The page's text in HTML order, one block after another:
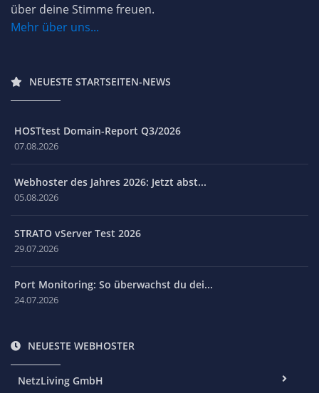
über deine Stimme freuen.
Mehr über uns...
NEUESTE STARTSEITEN-NEWS
HOSTtest Domain-Report Q3/2026
07.08.2026
Webhoster des Jahres 2026: Jetzt abst...
05.08.2026
STRATO vServer Test 2026
29.07.2026
Port Monitoring: So überwachst du dei...
24.07.2026
NEUESTE WEBHOSTER
NetzLiving GmbH